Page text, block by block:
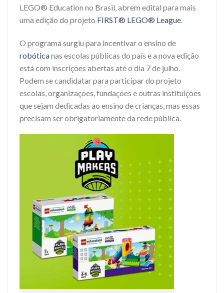
LEGO® Education no Brasil, abrem edital para mais
uma edição do projeto FIRST® LEGO® League.
O programa surgiu para incentivar o ensino de
robóticanas escolas públicas do país e a nova edição
está com inscrições abertas até o dia 7 de julho.
Podem se candidatar para participar do projeto
escolas, organizações, fundações e outras instituições
que sejam dedicadas ao ensino de crianças, mas essas
precisam ser obrigatoriamente da rede pública.